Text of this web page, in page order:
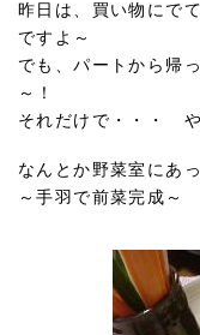
昨日は、買い物にで
ですよ～
でも、パートから帰
～！
それだけで・・・ や
なんとか野菜室にあ
～手羽で前菜完成～